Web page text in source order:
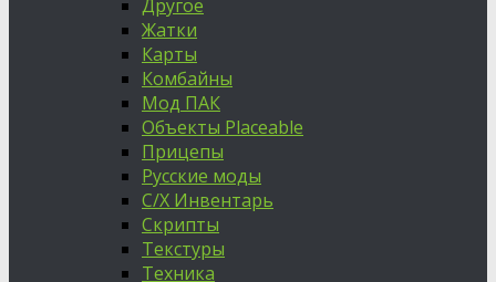
Другое
Жатки
Карты
Комбайны
Мод ПАК
Объекты Placeable
Прицепы
Русские моды
С/Х Инвентарь
Скрипты
Текстуры
Техника